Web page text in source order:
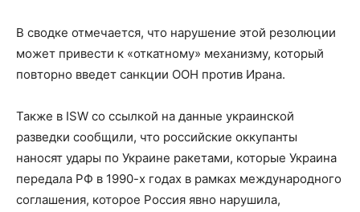
В сводке отмечается, что нарушение этой резолюции
может привести к «откатному» механизму, который
повторно введет санкции ООН против Ирана.
Также в ISW со ссылкой на данные украинской
разведки сообщили, что российские оккупанты
наносят удары по Украине ракетами, которые Украина
передала РФ в 1990-х годах в рамках международного
соглашения, которое Россия явно нарушила,